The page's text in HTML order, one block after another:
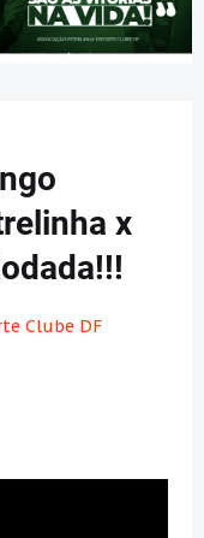
x
Clube DF